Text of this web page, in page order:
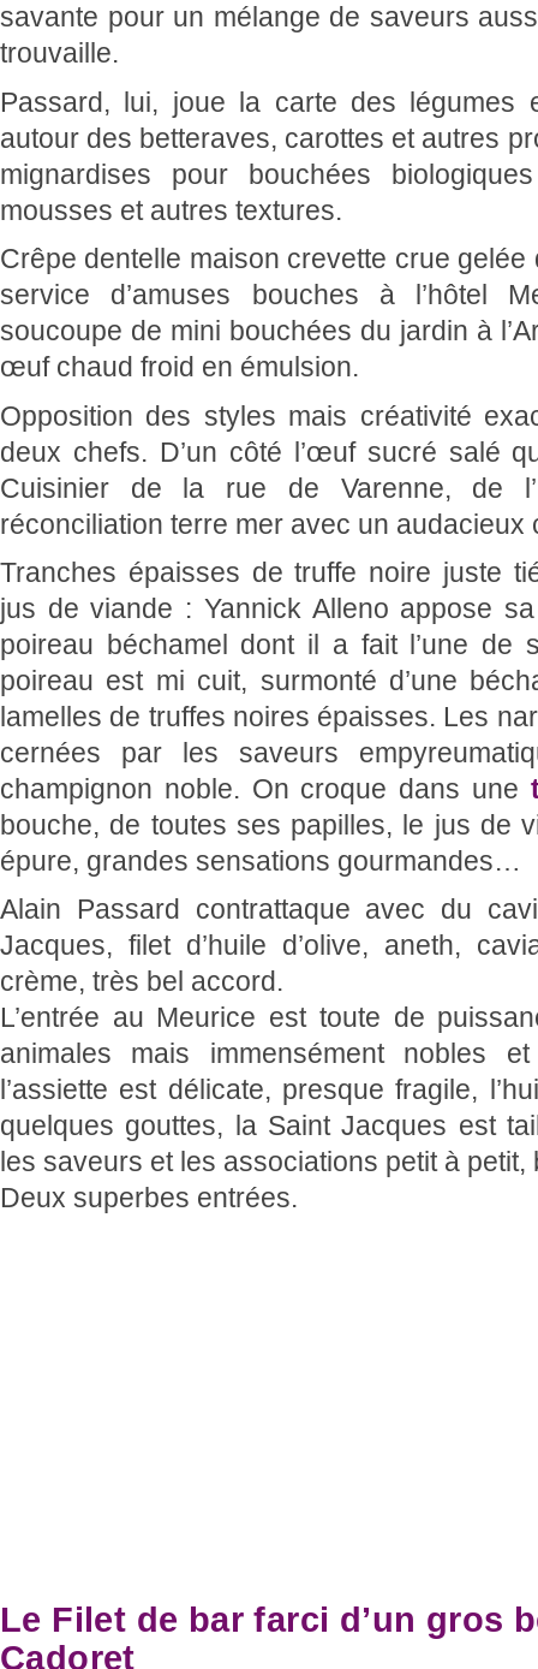
savante pour un mélange de saveurs
trouvaille.
Passard, lui, joue la carte des légumes
autour des betteraves, carottes et autres
mignardises pour bouchées
mousses et autres textures.
Crêpe dentelle maison crevette crue
service d’amuses bouches à l’hôtel
soucoupe de mini bouchées du jardin à
œuf chaud froid en émulsion.
Opposition des styles mais créativité
deux chefs. D’un côté l’œuf sucré salé
Cuisinier de la rue de Varenne, de
réconciliation terre mer avec un audacieux
Tranches épaisses de truffe noire juste
jus de viande : Yannick Alleno appose
poireau béchamel dont il a fait l’une de
poireau est mi cuit, surmonté d’une
lamelles de truffes noires épaisses. Les
cernées par les saveurs
champignon noble. On croque dans une
bouche, de toutes ses papilles, le jus de
épure, grandes sensations gourmandes…
Alain Passard contrattaque avec du
Jacques, filet d’huile d’olive, aneth,
crème, très bel accord.
L’entrée au Meurice est toute de
animales mais immensément nobles
l’assiette est délicate, presque fragile,
quelques gouttes, la Saint Jacques est
les saveurs et les associations petit à
Deux superbes entrées.
Le Filet de bar farci d’un gros
Cadoret